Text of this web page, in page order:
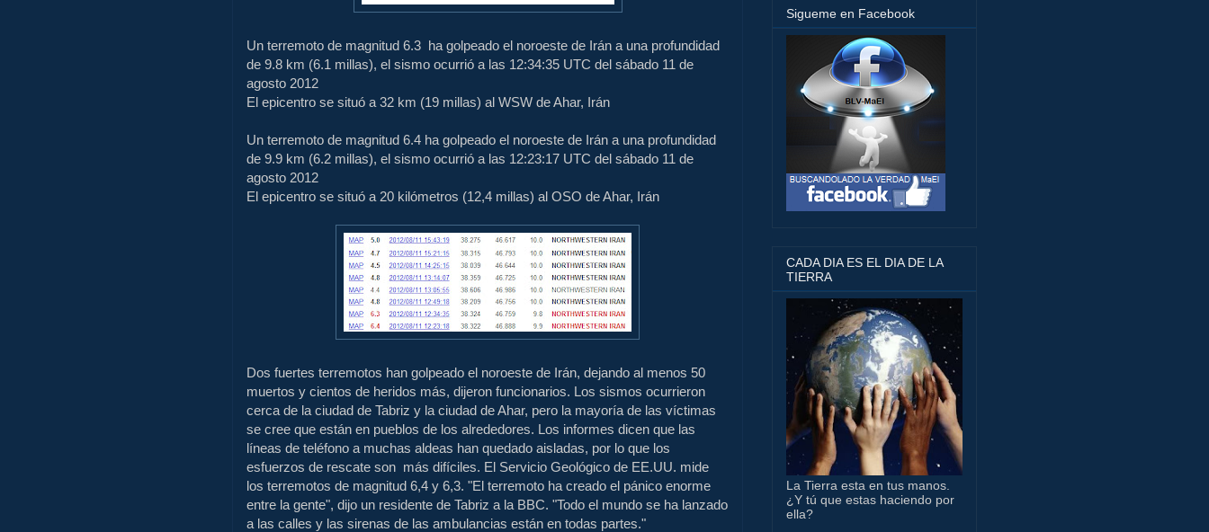
Un terremoto de magnitud 6.3 ha golpeado el noroeste de Irán a una profundidad
de 9.8 km (6.1 millas), el sismo ocurrió a las 12:34:35 UTC del sábado 11 de
agosto 2012
El epicentro se situó a 32 km (19 millas) al WSW deAhar, Irán
Un terremoto de magnitud 6.4 ha golpeado el noroeste de Irán a una profundidad
de 9.9 km (6.2 millas), el sismo ocurrió a las 12:23:17 UTC del sábado 11 de
agosto 2012
El epicentro se situó a 20 kilómetros (12,4 millas) al OSO deAhar, Irán
Dos fuertes terremotos han golpeado el noroeste de Irán, dejando al menos 50
muertos y cientos de heridos más, dijeron funcionarios. Los sismos ocurrieron
cerca de la ciudad de Tabriz y la ciudad deAhar, pero la mayoría de las víctimas
se cree que están en pueblos de los alrededores. Los informes dicen que las
líneas de teléfono a muchas aldeas han quedado aisladas, por lo que los
esfuerzos de rescate son más difíciles. El Servicio Geológico de EE.UU. mide
los terremotos de magnitud 6,4 y 6,3. "El terremoto ha creado el pánico enorme
entre la gente", dijo un residente de Tabriz a la BBC. "Todo el mundo se ha lanzado
a las calles y las sirenas de las ambulancias están en todas partes."
Sigueme en Facebook
CADA DIA ES EL DIA DE LA
TIERRA
La Tierra esta en tus manos.
¿Y tú que estas haciendo por
ella?